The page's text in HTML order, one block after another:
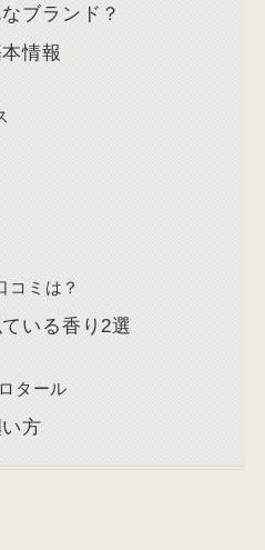
ブランド？
情報
コミは？
いる香り2選
タール
方